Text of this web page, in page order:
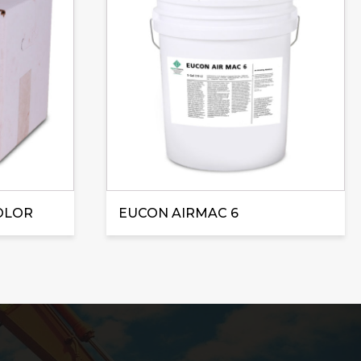
EUCON AIRMAC 6